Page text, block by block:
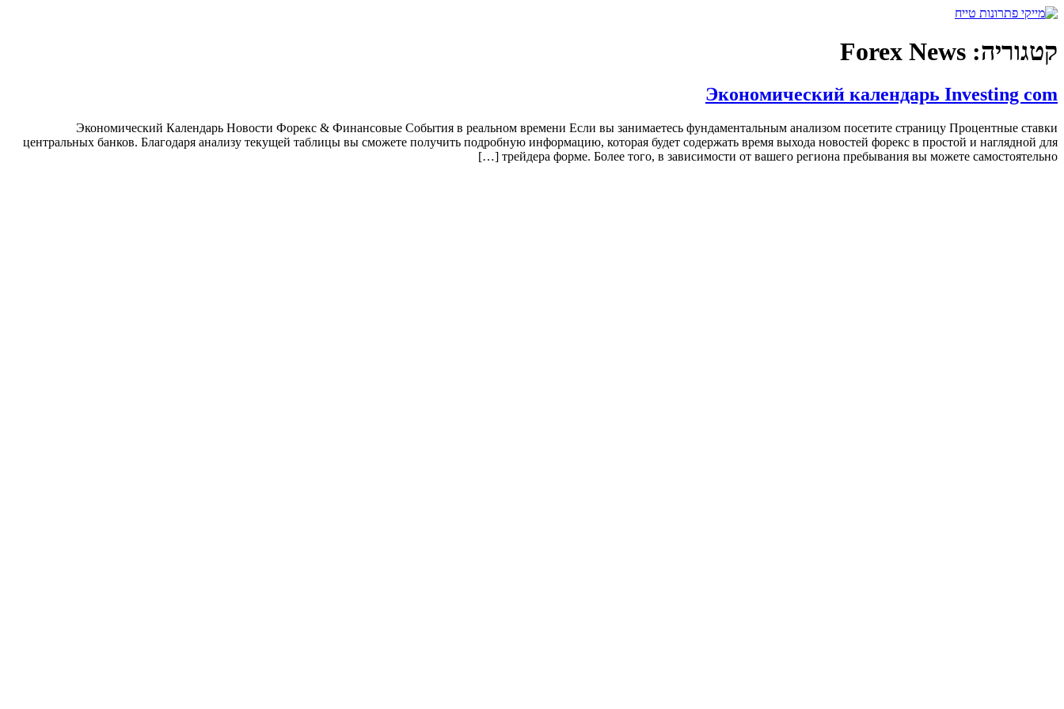
דלג
קטגוריה: Forex News
Экономический календарь Investing com
Экономический Календарь Новости Форекс & Финансовые События в реальном времени Если вы занимаетесь фундаментальным анализом посетите страницу Процентные ставки
центральных банков. Благодаря анализу текущей таблицы вы сможете получить подробную информацию, которая будет содержать время выхода новостей форекс в простой и наглядной для
трейдера форме. Более того, в зависимости от вашего региона пребывания вы можете самостоятельно […]